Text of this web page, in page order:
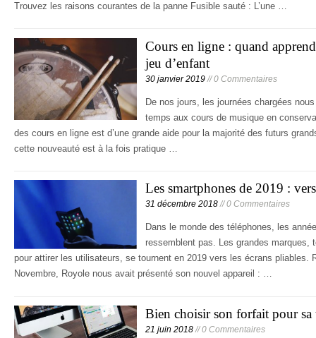
Trouvez les raisons courantes de la panne Fusible sauté : L’une …
Cours en ligne : quand
jeu d’enfant
30 janvier 2019// 0 Commentaires
De nos jours, les journées chargées
temps aux cours de musique en
des cours en ligne est d’une grande aide pour la majorité des futurs
cette nouveauté est à la fois pratique …
Les smartphones de 2019 :
31 décembre 2018// 0 Commentaires
Dans le monde des téléphones, les
ressemblent pas. Les grandes marques,
pour attirer les utilisateurs, se tournent en 2019 vers les écrans pliables.
Novembre, Royole nous avait présenté son nouvel appareil : …
Bien choisir son forfait pour sa
21 juin 2018// 0 Commentaires